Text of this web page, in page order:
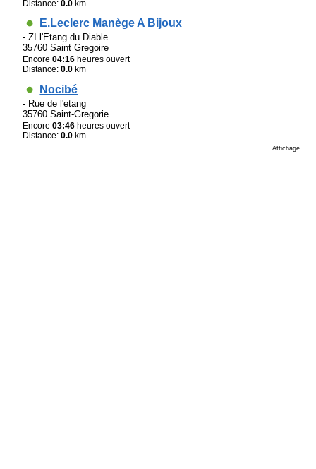
Distance:0.0 km
E.Leclerc Manège A Bijoux
- ZI l'Etang du Diable
35760 Saint Gregoire
Encore04:16 heures ouvert
Distance:0.0 km
Nocibé
- Rue de l'etang
35760 Saint-Gregorie
Encore03:46 heures ouvert
Distance:0.0 km
Affichage